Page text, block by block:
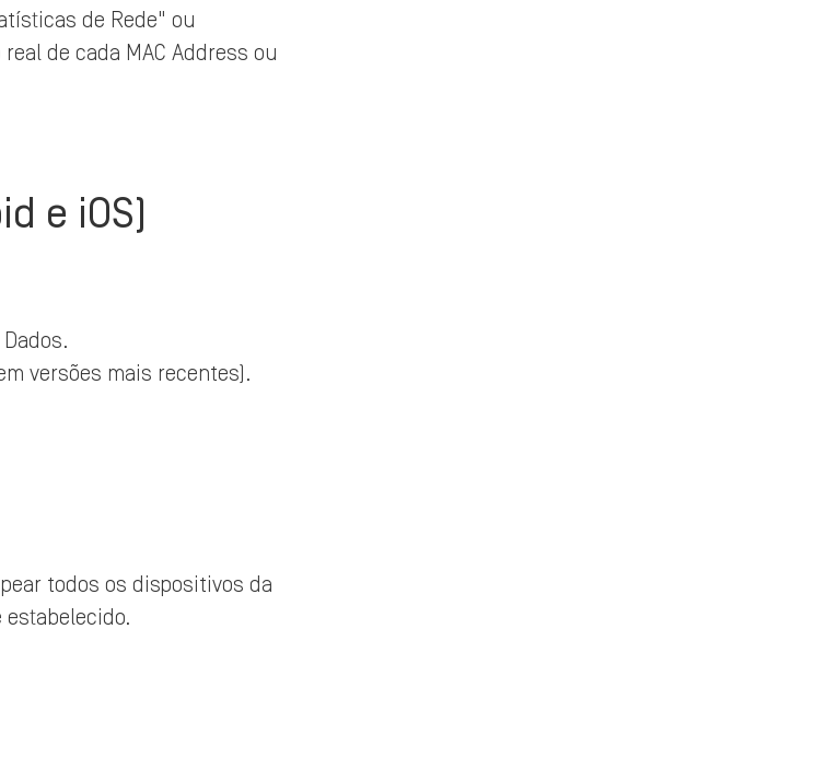
de Rede" ou
de cada MAC Address ou
e iOS)
versões mais recentes).
todos os dispositivos da